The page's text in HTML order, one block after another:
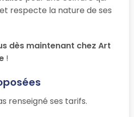
respecte la nature de ses
dès maintenant chez Art
!
renseigné ses tarifs.